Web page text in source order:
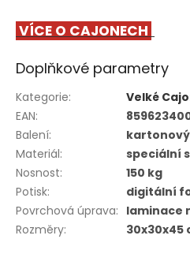
VÍCE O CAJONECH
Doplňkové parametry
Kategorie:
Velké
EAN:
Balení:
Materiál:
speciální
Nosnost:
150 kg
Potisk:
digitální
Povrchová úprava: laminace
Rozměry: 30x30x45